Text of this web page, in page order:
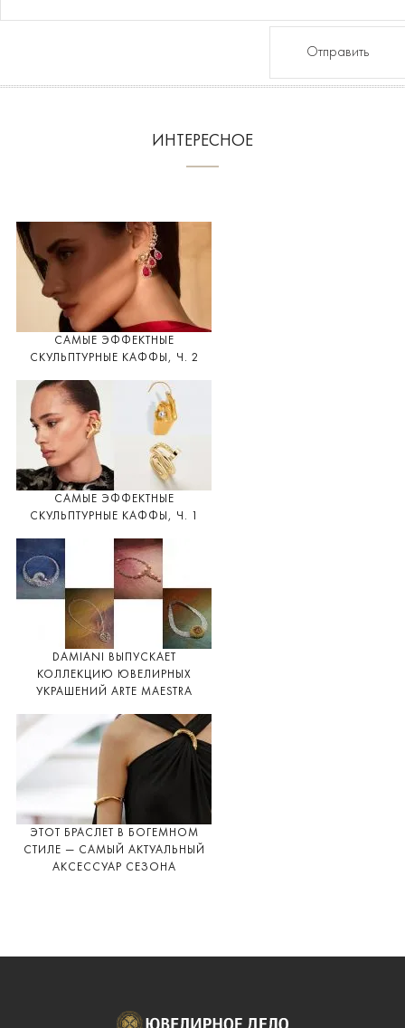
Отправить
ИНТЕРЕСНОЕ
САМЫЕ ЭФФЕКТНЫЕ
СКУЛЬПТУРНЫЕ КАФФЫ, Ч. 2
САМЫЕ ЭФФЕКТНЫЕ
СКУЛЬПТУРНЫЕ КАФФЫ, Ч. 1
DAMIANI ВЫПУСКАЕТ
КОЛЛЕКЦИЮ ЮВЕЛИРНЫХ
УКРАШЕНИЙ ARTE MAESTRA
ЭТОТ БРАСЛЕТ В БОГЕМНОМ
СТИЛЕ — САМЫЙ АКТУАЛЬНЫЙ
АКСЕССУАР СЕЗОНА